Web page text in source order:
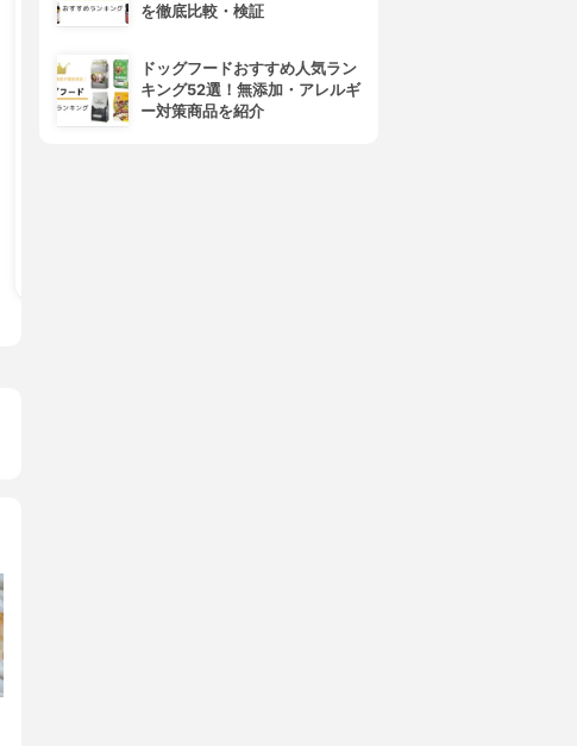
を徹底比較・検証
ドッグフードおすすめ人気ラン
キング52選！無添加・アレルギ
ー対策商品を紹介